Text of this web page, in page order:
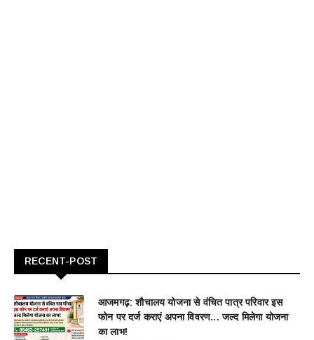
RECENT-POST
आजमगढ़: शौचालय योजना से वंचित पात्र परिवार इस
फोन पर दर्ज कराएं अपना विवरण... जल्द मिलेगा योजना
का लाभ!